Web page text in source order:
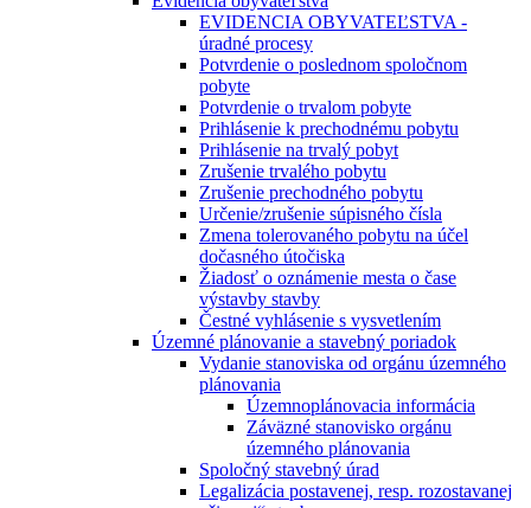
EVIDENCIA OBYVATEĽSTVA -
úradné procesy
Potvrdenie o poslednom spoločnom
pobyte
Potvrdenie o trvalom pobyte
Prihlásenie k prechodnému pobytu
Prihlásenie na trvalý pobyt
Zrušenie trvalého pobytu
Zrušenie prechodného pobytu
Určenie/zrušenie súpisného čísla
Zmena tolerovaného pobytu na účel
dočasného útočiska
Žiadosť o oznámenie mesta o čase
výstavby stavby
Čestné vyhlásenie s vysvetlením
Územné plánovanie a stavebný poriadok
Vydanie stanoviska od orgánu územného
plánovania
Územnoplánovacia informácia
Záväzné stanovisko orgánu
územného plánovania
Spoločný stavebný úrad
Legalizácia postavenej, resp. rozostavanej